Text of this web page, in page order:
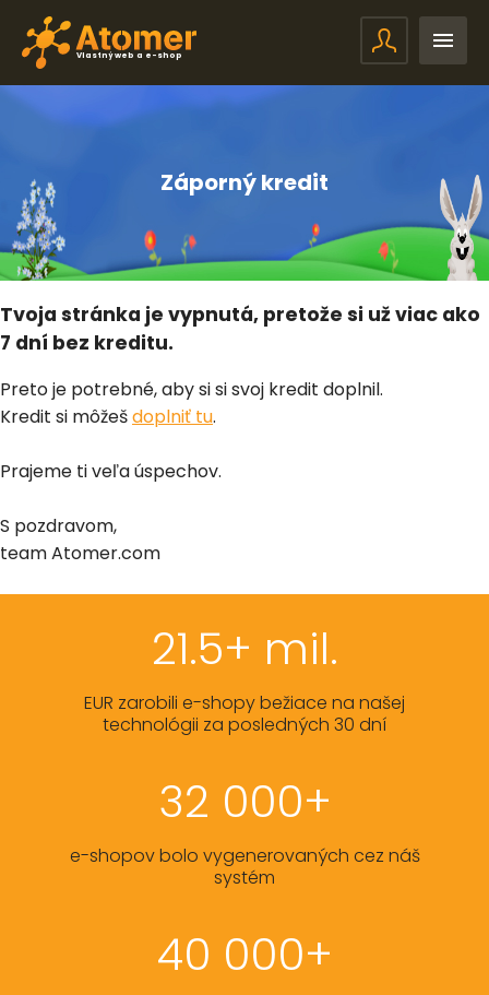
Vlastný web a e-shop
Záporný kredit
Tvoja stránka je vypnutá, pretože si už viac ako
7 dní bez kreditu.
Preto je potrebné, aby si si svoj kredit doplnil.
Kredit si môžešdoplniť tu.
Prajeme ti veľa úspechov.
S pozdravom,
team Atomer.com
21.5+ mil.
EUR zarobili e-shopy bežiace na našej
technológii za posledných 30 dní
32 000+
e-shopov bolo vygenerovaných cez náš
systém
40 000+